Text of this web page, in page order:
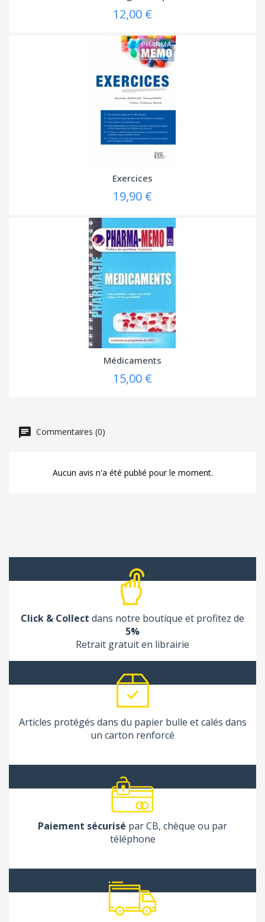
12,00 €
Exercices
19,90 €
Médicaments
15,00 €
Commentaires (0)
Aucun avis n'a été publié pour le moment.
Click & Collect dans notre boutique et profitez de
5%
Retrait gratuit en librairie
Articles protégés dans du papier bulle et calés dans
un carton renforcé
Paiement sécurisé par CB, chèque ou par
téléphone